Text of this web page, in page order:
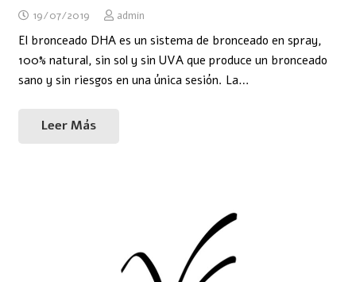
19/07/2019 admin
El bronceado DHA es un sistema de bronceado en spray,
100% natural, sin sol y sin UVA que produce un bronceado
sano y sin riesgos en una única sesión. La…
Leer Más